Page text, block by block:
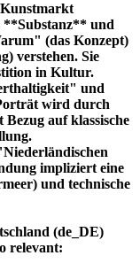
und
(das Konzept)
verstehen. Sie
in Kultur.
und
wird durch
auf klassische
impliziert eine
und technische
(de_DE)
relevant: